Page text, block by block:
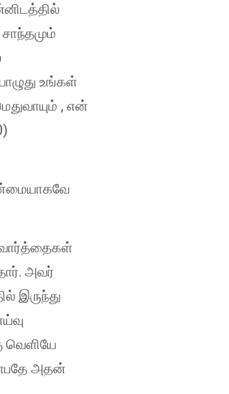
உங்கள்
, என்
வார்த்தைகள்
அவர்
இருந்து
வெளியே
அதன்